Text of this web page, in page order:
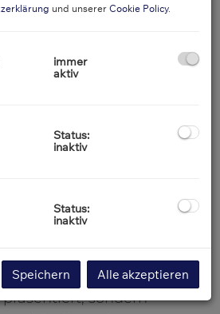
als Makler mit dem „Blick
Hürden nehmen und so
jede Unsicherheit,
verhandeln. Für Sie als
das: Ihre Immobilie
sondern
und unserer Cookie Policy.
immer
aktiv
Status:
inaktiv
Status:
inaktiv
Speichern Alle akzeptieren